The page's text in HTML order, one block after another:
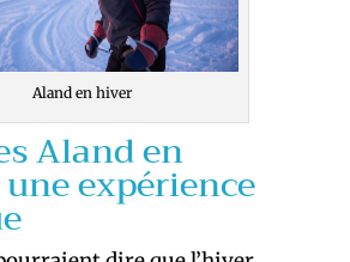
Aland en hiver
Aland en
expérience